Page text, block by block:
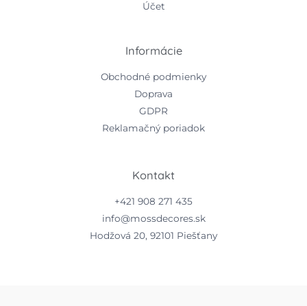
Účet
Informácie
Obchodné podmienky
Doprava
GDPR
Reklamačný poriadok
Kontakt
+421 908 271 435
info@mossdecores.sk
Hodžová 20, 92101 Piešťany